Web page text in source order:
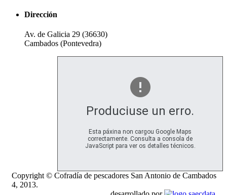
Dirección
Av. de Galicia 29 (36630)
Cambados (Pontevedra)
Produciuse un erro.
Esta páxina non cargou Google Maps
correctamente. Consulta a consola de
JavaScript para ver os detalles técnicos.
Copyright © Cofradía de pescadores San Antonio de Cambados
4, 2013.